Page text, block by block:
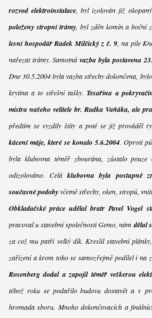
rozvod elektroinstalace , byl izolován již
položeny stropní trámy , byl zděn komín a
lesní hospodář Radek Milčický z č. 9 , na pile
nařezat trámy. Samotnávazba byla postavena
Dne 30.5.2004 byla vazba střechy dokončena,
krytina a to střešní tašky.Tesařina a
mistra našeho velitele br. Radka Vaňáka, ale
předtím se vyzdily štíty a poté se již prováděl
kácení máje, které se konalo 5.6.2004. Oproti
byla klubovna téměř zbourána, zůstalo
odizolováno. Celáklubovna byla postupně
současné podobyvčetně střechy, oken, stropů,
Obkladačské práce udělal bratr Pavel Vogel
pracoval u stavební společnosti Gemo, námdělal
za což mu patří velký dík. Kreslil stavební
zařízení a krom toho se samozřejmě podílel i na
Rosenberg dodal a zapojil téměř veškerou
téhož roku se podařilo budovu dostavět a v
hromada sboru. Mnoho dokončovacích a